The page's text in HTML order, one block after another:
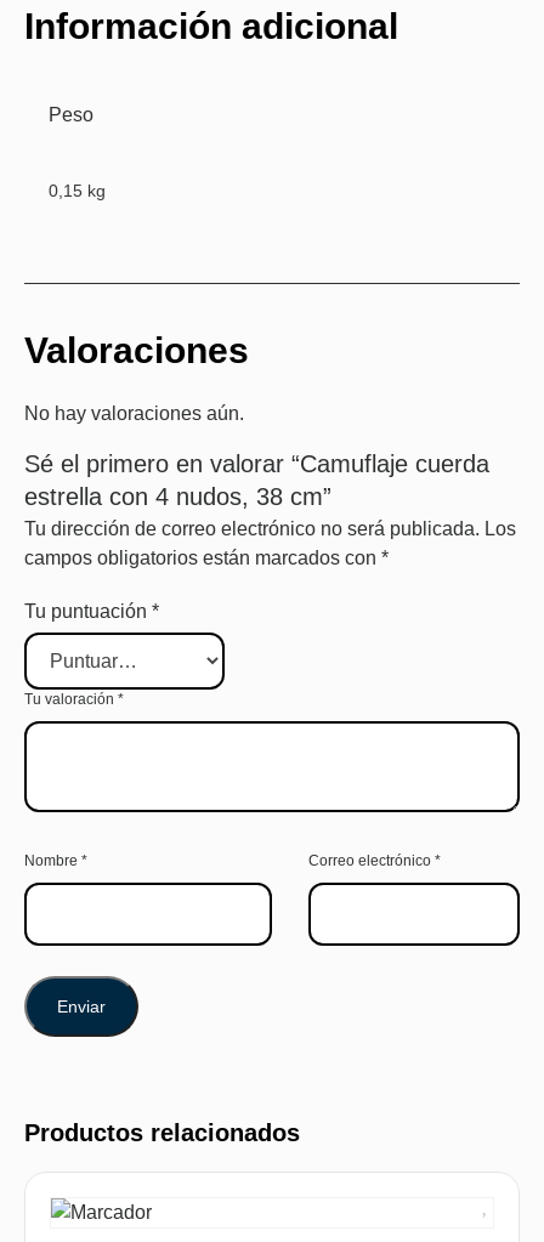
Información adicional
Peso
0,15 kg
Valoraciones
No hay valoraciones aún.
Sé el primero en valorar “Camuflaje cuerda
estrella con 4 nudos, 38 cm”
Tu dirección de correo electrónico no será publicada. Los
campos obligatorios están marcados con *
Tu puntuación *
Tu valoración *
Nombre * Correo electrónico *
Productos relacionados